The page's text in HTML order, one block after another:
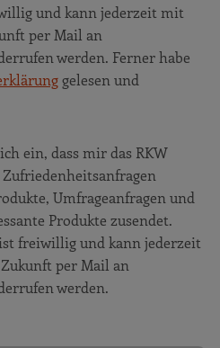
und kann jederzeit mit
per Mail an
werden. Ferner habe
gelesen und
ein, dass mir das RKW
Umfrageanfragen und
Produkte zusendet.
freiwillig und kann jederzeit
per Mail an
werden.